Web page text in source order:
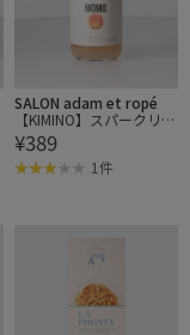
SALON adam et ropé
【KIMINO】スパークリン
グジュース MOMO
¥389
1件